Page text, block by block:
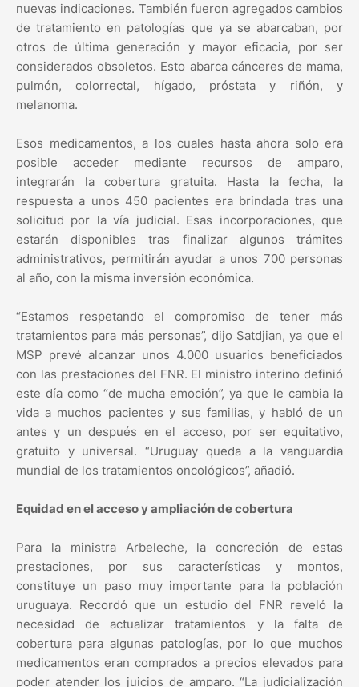
nuevas indicaciones. También fueron agregados cambios
de tratamiento en patologías que ya se abarcaban, por
otros de última generación y mayor eficacia, por ser
considerados obsoletos. Esto abarca cánceres de mama,
pulmón, colorrectal, hígado, próstata y riñón, y
melanoma.
Esos medicamentos, a los cuales hasta ahora solo era
posible acceder mediante recursos de amparo,
integrarán la cobertura gratuita. Hasta la fecha, la
respuesta a unos 450 pacientes era brindada tras una
solicitud por la vía judicial. Esas incorporaciones, que
estarán disponibles tras finalizar algunos trámites
administrativos, permitirán ayudar a unos 700 personas
al año, con la misma inversión económica.
“Estamos respetando el compromiso de tener más
tratamientos para más personas”, dijo Satdjian, ya que el
MSP prevé alcanzar unos 4.000 usuarios beneficiados
con las prestaciones del FNR. El ministro interino definió
este día como “de mucha emoción”, ya que le cambia la
vida a muchos pacientes y sus familias, y habló de un
antes y un después en el acceso, por ser equitativo,
gratuito y universal. “Uruguay queda a la vanguardia
mundial de los tratamientos oncológicos”, añadió.
Equidad en el acceso y ampliación de cobertura
Para la ministra Arbeleche, la concreción de estas
prestaciones, por sus características y montos,
constituye un paso muy importante para la población
uruguaya. Recordó que un estudio del FNR reveló la
necesidad de actualizar tratamientos y la falta de
cobertura para algunas patologías, por lo que muchos
medicamentos eran comprados a precios elevados para
poder atender los juicios de amparo. “La judicialización